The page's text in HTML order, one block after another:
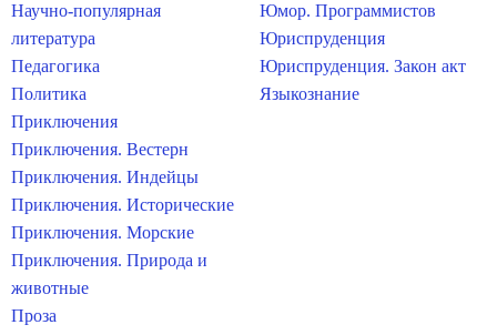
Научно-популярная
литература
Педагогика
Политика
Приключения
Приключения. Вестерн
Приключения. Индейцы
Приключения. Исторические
Приключения. Морские
Приключения. Природа и
животные
Проза
Юмор. Программистов
Юриспруденция
Юриспруденция. Закон акт
Языкознание